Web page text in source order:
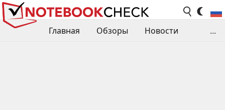
Главная Обзоры
Новости
...